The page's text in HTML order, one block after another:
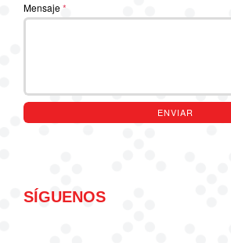
Mensaje*
ENVIAR
SÍGUENOS